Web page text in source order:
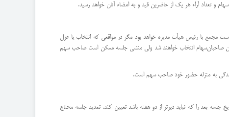
و تعداد آراء هر یك از حاضرین قید و به امضاء آنان خواهد رسید.
مجمع با رئیس هیأت مدیره خواهد بود مگر در مواقعی كه انتخاب یا عزل
بین صاحبان‌سهام انتخاب خواهند شد ولی منشی جلسه ممكن است صاحب سهم
جلسه بعد را كه نباید دیرتر از دو هفته باشد تعیین كند. تمدید جلسه محتاج